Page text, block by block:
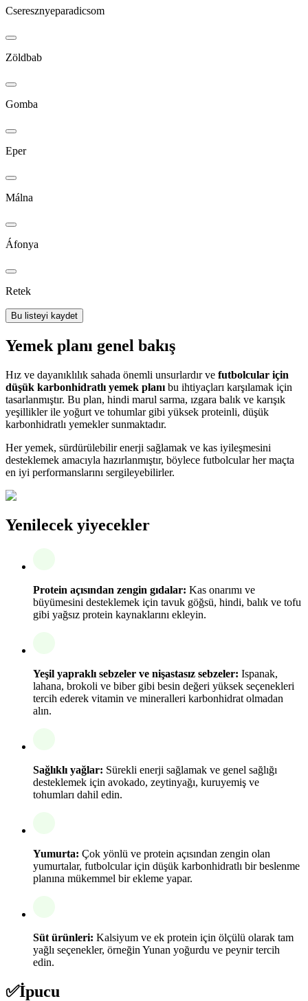
Cseresznyeparadicsom
Zöldbab
Gomba
Eper
Málna
Áfonya
Retek
Bu listeyi kaydet
Yemek planı genel bakış
Hız ve dayanıklılık sahada önemli unsurlardır ve futbolcular için
düşük karbonhidratlı yemek planı bu ihtiyaçları karşılamak için
tasarlanmıştır. Bu plan, hindi marul sarma, ızgara balık ve karışık
yeşillikler ile yoğurt ve tohumlar gibi yüksek proteinli, düşük
karbonhidratlı yemekler sunmaktadır.
Her yemek, sürdürülebilir enerji sağlamak ve kas iyileşmesini
desteklemek amacıyla hazırlanmıştır, böylece futbolcular her maçta
en iyi performanslarını sergileyebilirler.
Yenilecek yiyecekler
Protein açısından zengin gıdalar: Kas onarımı ve
büyümesini desteklemek için tavuk göğsü, hindi, balık ve tofu
gibi yağsız protein kaynaklarını ekleyin.
Yeşil yapraklı sebzeler ve nişastasız sebzeler: Ispanak,
lahana, brokoli ve biber gibi besin değeri yüksek seçenekleri
tercih ederek vitamin ve mineralleri karbonhidrat olmadan
alın.
Sağlıklı yağlar: Sürekli enerji sağlamak ve genel sağlığı
desteklemek için avokado, zeytinyağı, kuruyemiş ve
tohumları dahil edin.
Yumurta: Çok yönlü ve protein açısından zengin olan
yumurtalar, futbolcular için düşük karbonhidratlı bir beslenme
planına mükemmel bir ekleme yapar.
Süt ürünleri: Kalsiyum ve ek protein için ölçülü olarak tam
yağlı seçenekler, örneğin Yunan yoğurdu ve peynir tercih
edin.
✅İpucu